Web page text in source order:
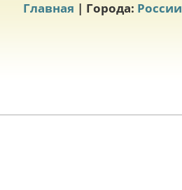
Главная | Города: России